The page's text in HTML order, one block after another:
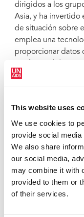
This website uses
We use cookies to
provide social
We also share
our social media,
may combine it with
provided to them or
of their services.
dirigidos a los
Asia, y ha invertido
de situación sobre
emplea una
proporcionar datos
alzar la voz para
de las
los debates del
celebrada en
a esa puesta en
público-privado
de la respuesta al